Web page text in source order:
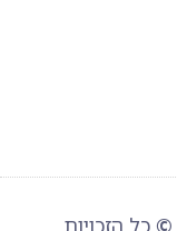
© כל הזכויות